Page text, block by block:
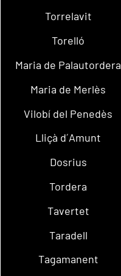
Torrelavit
Torelló
Maria de Palautordera
Maria de Merlès
Vilobí del Penedès
Lliçà d´Amunt
Dosrius
Tordera
Tavertet
Taradell
Tagamanent